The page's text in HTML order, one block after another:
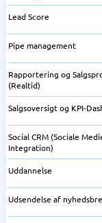
Lead Score
Pipe management
Rapportering og
(Realtid)
Salgsoversigt og KPI-
Social CRM (Sociale
Integration)
Uddannelse
Udsendelse af